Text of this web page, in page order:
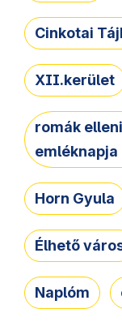
Cinkotai
XII.kerület
romák
emléknapja
Horn Gyula
Élhető
Naplóm